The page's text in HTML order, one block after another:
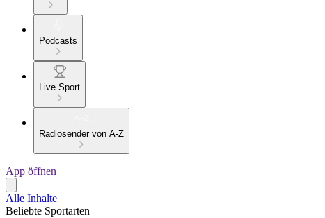
Podcasts
Live Sport
Radiosender von A-Z
App öffnen
Alle Inhalte
Beliebte Sportarten